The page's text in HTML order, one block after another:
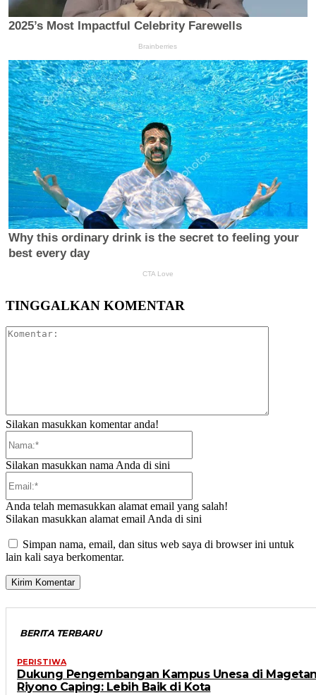
TINGGALKAN KOMENTAR
Silakan masukkan komentar anda!
Silakan masukkan nama Anda di sini
Anda telah memasukkan alamat email yang salah!
Silakan masukkan alamat email Anda di sini
Simpan nama, email, dan situs web saya di browser ini untuk
lain kali saya berkomentar.
BERITA TERBARU
PERISTIWA
Dukung Pengembangan Kampus Unesa di
Riyono Caping: Lebih Baik di Kota